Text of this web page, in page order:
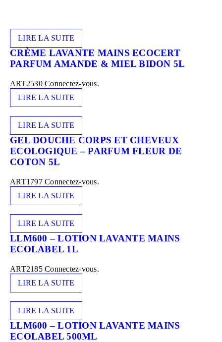
LIRE LA SUITE
CRÈME LAVANTE MAINS ECOCERT
PARFUM AMANDE & MIEL BIDON 5L
ART2530 Connectez-vous.
LIRE LA SUITE
LIRE LA SUITE
GEL DOUCHE CORPS ET CHEVEUX
ECOLOGIQUE – PARFUM FLEUR DE
COTON 5L
ART1797 Connectez-vous.
LIRE LA SUITE
LIRE LA SUITE
LLM600 – LOTION LAVANTE MAINS
ECOLABEL 1L
ART2185 Connectez-vous.
LIRE LA SUITE
LIRE LA SUITE
LLM600 – LOTION LAVANTE MAINS
ECOLABEL 500ML